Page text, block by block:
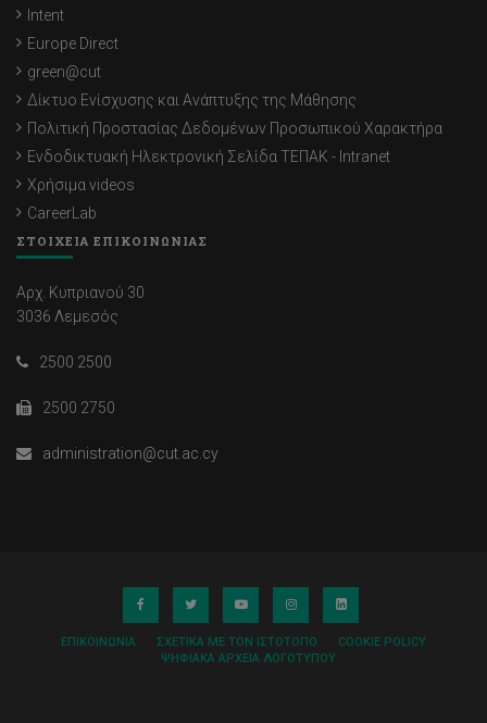
Intent
Europe Direct
green@cut
Δίκτυο Ενίσχυσης και Ανάπτυξης της Μάθησης
Πολιτική Προστασίας Δεδομένων Προσωπικού Χαρακτήρα
Ενδοδικτυακή Ηλεκτρονική Σελίδα ΤΕΠΑΚ - Intranet
Χρήσιμα videos
CareerLab
ΣΤΟΙΧΕΙΑ ΕΠΙΚΟΙΝΩΝΙΑΣ
Αρχ. Κυπριανού 30
3036 Λεμεσός
2500 2500
2500 2750
administration@cut.ac.cy
ΕΠΙΚΟΙΝΩΝΊΑ ΣΧΕΤΙΚΆ ΜΕ ΤΟΝ ΙΣΤΌΤΟΠΟ
COOKIE POLICY
ΨΗΦΙΑΚΆ ΑΡΧΕΊΑ ΛΟΓΌΤΥΠΟΥ